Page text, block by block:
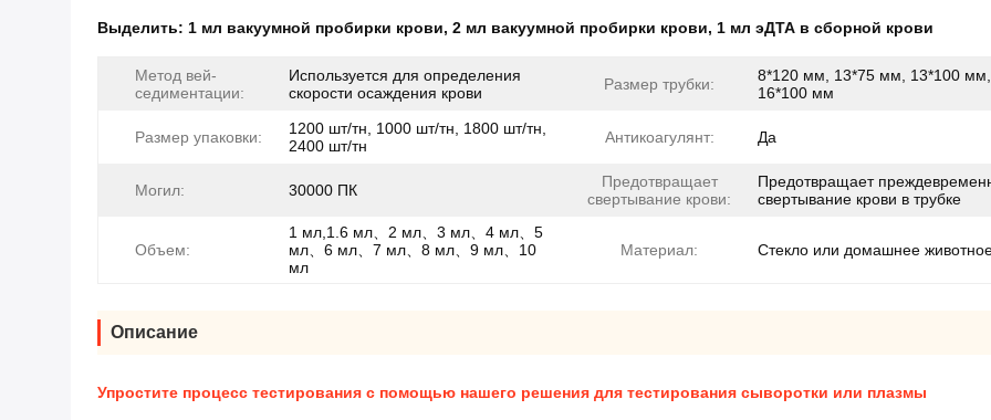
Выделить: 1 мл вакуумной пробирки крови, 2 мл вакуумной пробирки крови, 1 мл эДТА в сборной крови
Метод вей-
седиментации:
Используется для определения
скорости осаждения крови
Размер трубки:
8*120 мм, 13*75 мм, 13*100 мм,
16*100 мм
Размер упаковки:
1200 шт/тн, 1000 шт/тн, 1800 шт/тн,
2400 шт/тн
Антикоагулянт: Да
Могил: 30000 ПК
Предотвращает
свертывание крови:
Предотвращает
свертывание крови в трубке
Объем:
1 мл,1.6 мл、2 мл、3 мл、4 мл、5
мл、6 мл、7 мл、8 мл、9 мл、10
мл
Материал: Стекло или домашнее
Описание
Упростите процесс тестирования с помощью нашего решения для тестирования сыворотки или плазмы